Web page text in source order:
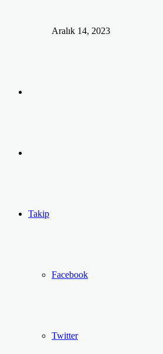
Aralık 14, 2023
...
Ol
Takip
Facebook
Twitter